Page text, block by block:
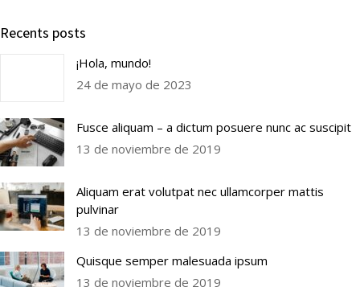
Recents posts
¡Hola, mundo!
24 de mayo de 2023
Fusce aliquam – a dictum posuere nunc ac suscipit
13 de noviembre de 2019
Aliquam erat volutpat nec ullamcorper mattis
pulvinar
13 de noviembre de 2019
Quisque semper malesuada ipsum
13 de noviembre de 2019